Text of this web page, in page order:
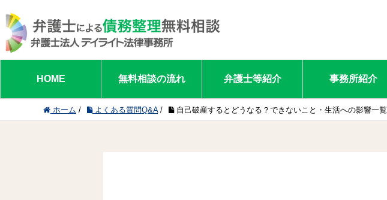
HOME 無料相談の流れ 弁護士等紹介 事務所紹介
ホーム / よくある質問Q&A/ 自己破産するとどうなる？できないこと・生活への影響一覧